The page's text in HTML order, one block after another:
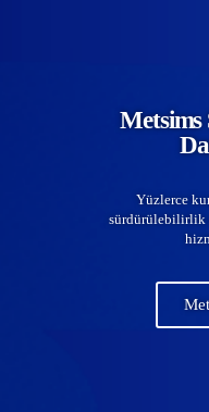
Yüzlerce
sürdürülebilirlik